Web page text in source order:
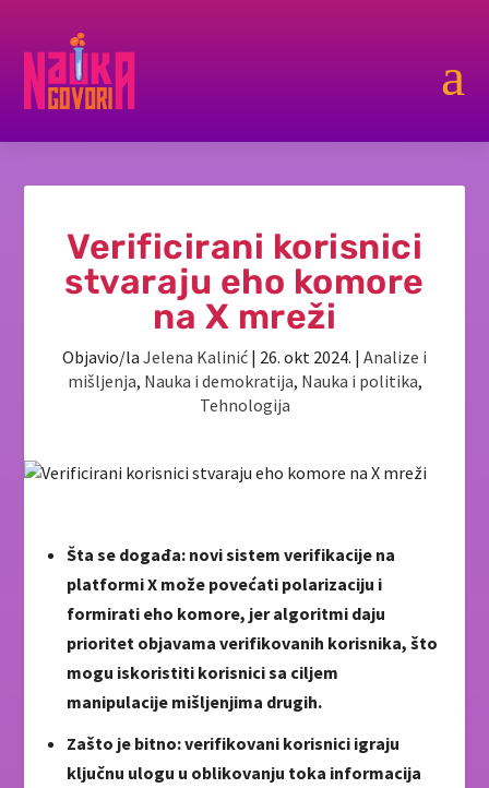
a
Verificirani korisnici
stvaraju eho komore
na X mreži
Objavio/la Jelena Kalinić | 26. okt 2024. | Analize i
mišljenja, Nauka i demokratija, Nauka i politika,
Tehnologija
Šta se događa: novi sistem verifikacije na
platformi X može povećati polarizaciju i
formirati eho komore, jer algoritmi daju
prioritet objavama verifikovanih korisnika, što
mogu iskoristiti korisnici sa ciljem
manipulacije mišljenjima drugih.
Zašto je bitno: verifikovani korisnici igraju
ključnu ulogu u oblikovanju toka informacija